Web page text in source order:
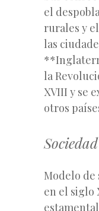
el
rurales y
las
la
XVIII y se
otros
Modelo de
en el siglo